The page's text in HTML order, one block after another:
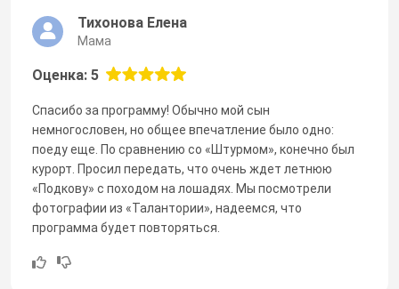
Тихонова Елена
Мама
Оценка: 5
Спасибо за программу! Обычно мой сын
немногословен, но общее впечатление было одно:
поеду еще. По сравнению со «Штурмом», конечно был
курорт. Просил передать, что очень ждет летнюю
«Подкову» с походом на лошадях. Мы посмотрели
фотографии из «Талантории», надеемся, что
программа будет повторяться.